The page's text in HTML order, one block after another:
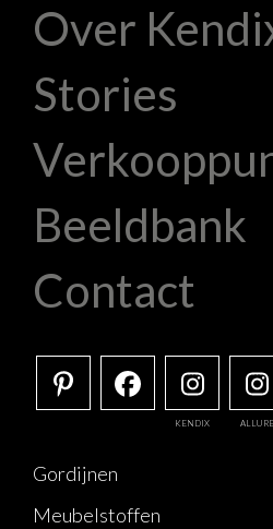
Over
Stories
Beeldbank
Contact
KENDIX ALLURE
Gordijnen
Meubelstoffen